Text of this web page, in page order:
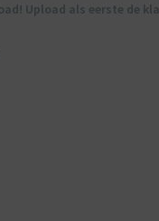
Upload als eerste de